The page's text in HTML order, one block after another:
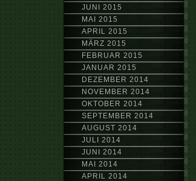
JUNI 2015
MAI 2015
APRIL 2015
MÄRZ 2015
FEBRUAR 2015
JANUAR 2015
DEZEMBER 2014
NOVEMBER 2014
OKTOBER 2014
SEPTEMBER 2014
AUGUST 2014
JULI 2014
JUNI 2014
MAI 2014
APRIL 2014